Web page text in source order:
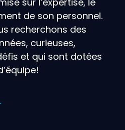
de son personnel.
recherchons des
curieuses,
et qui sont dotées